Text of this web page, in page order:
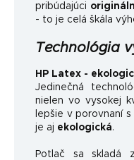
pribúdajúci
- to je celá škála
Technológia
HP Latex -
Jedinečná
nielen vo vysokej
lepšie v porovnaní
je aj ekologická.
Potlač sa skladá